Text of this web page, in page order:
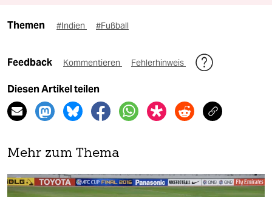
Themen #Indien #Fußball
Feedback Kommentieren Fehlerhinweis
Diesen Artikel teilen
Mehr zum Thema